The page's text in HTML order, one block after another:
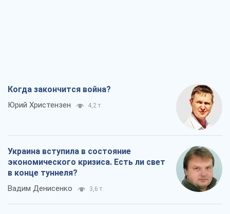
Когда закончится война?
Юрий Христензен 4,2 т.
Украина вступила в состояние
экономического кризиса. Есть ли свет
в конце туннеля?
Вадим Денисенко 3,6 т.